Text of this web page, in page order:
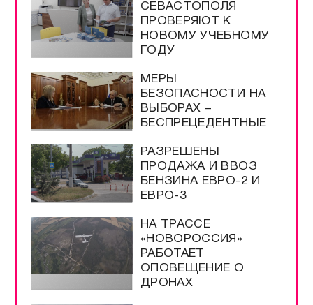
СЕВАСТОПОЛЯ
ПРОВЕРЯЮТ К
НОВОМУ УЧЕБНОМУ
ГОДУ
МЕРЫ
БЕЗОПАСНОСТИ НА
ВЫБОРАХ –
БЕСПРЕЦЕДЕНТНЫЕ
РАЗРЕШЕНЫ
ПРОДАЖА И ВВОЗ
БЕНЗИНА ЕВРО-2 И
ЕВРО-3
НА ТРАССЕ
«НОВОРОССИЯ»
РАБОТАЕТ
ОПОВЕЩЕНИЕ О
ДРОНАХ